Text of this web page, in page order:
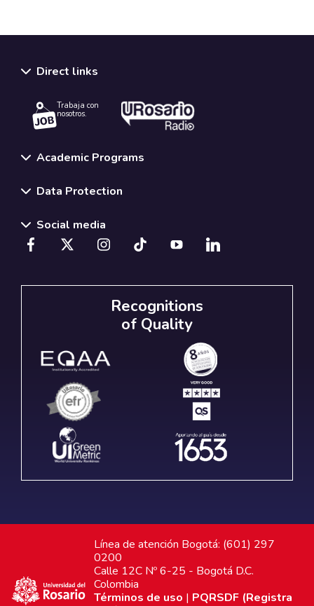
Direct links
Trabaja con
nosotros.
Academic Programs
Data Protection
Social media
Recognitions
of Quality
Línea de atención Bogotá: (601) 297
0200
Calle 12C Nº 6-25 - Bogotá D.C.
Colombia
Términos de uso | PQRSDF (Registra